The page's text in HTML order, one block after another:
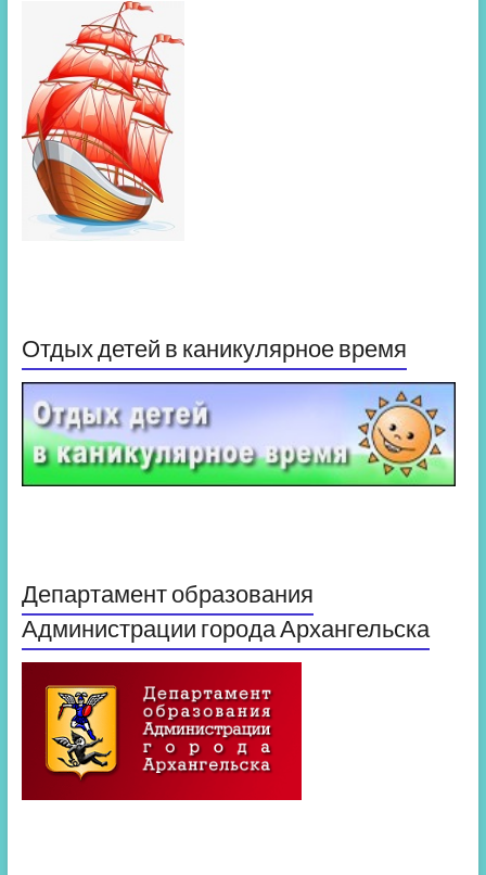
Отдых детей в каникулярное время
Департамент образования
Администрации города Архангельска